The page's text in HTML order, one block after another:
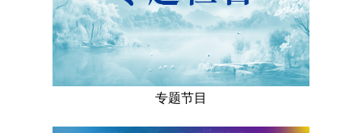
专题节目